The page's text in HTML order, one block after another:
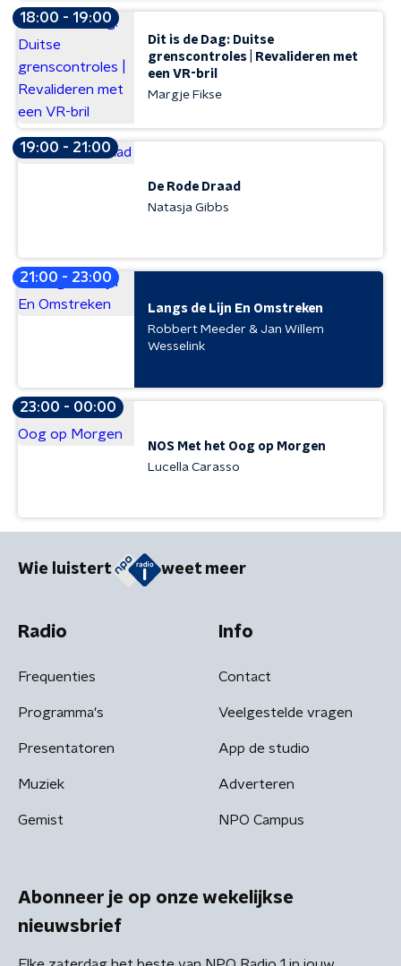
18:00 - 19:00
Dit is de Dag: Duitse
grenscontroles | Revalideren met
een VR-bril
Margje Fikse
19:00 - 21:00
De Rode Draad
Natasja Gibbs
21:00 - 23:00
Langs de Lijn En Omstreken
Robbert Meeder & Jan Willem
Wesselink
23:00 - 00:00
NOS Met het Oog op Morgen
Lucella Carasso
Wie luistert weet meer
Radio
Frequenties
Programma's
Presentatoren
Muziek
Gemist
Info
Contact
Veelgestelde vragen
App de studio
Adverteren
NPO Campus
Abonneer je op onze wekelijkse
nieuwsbrief